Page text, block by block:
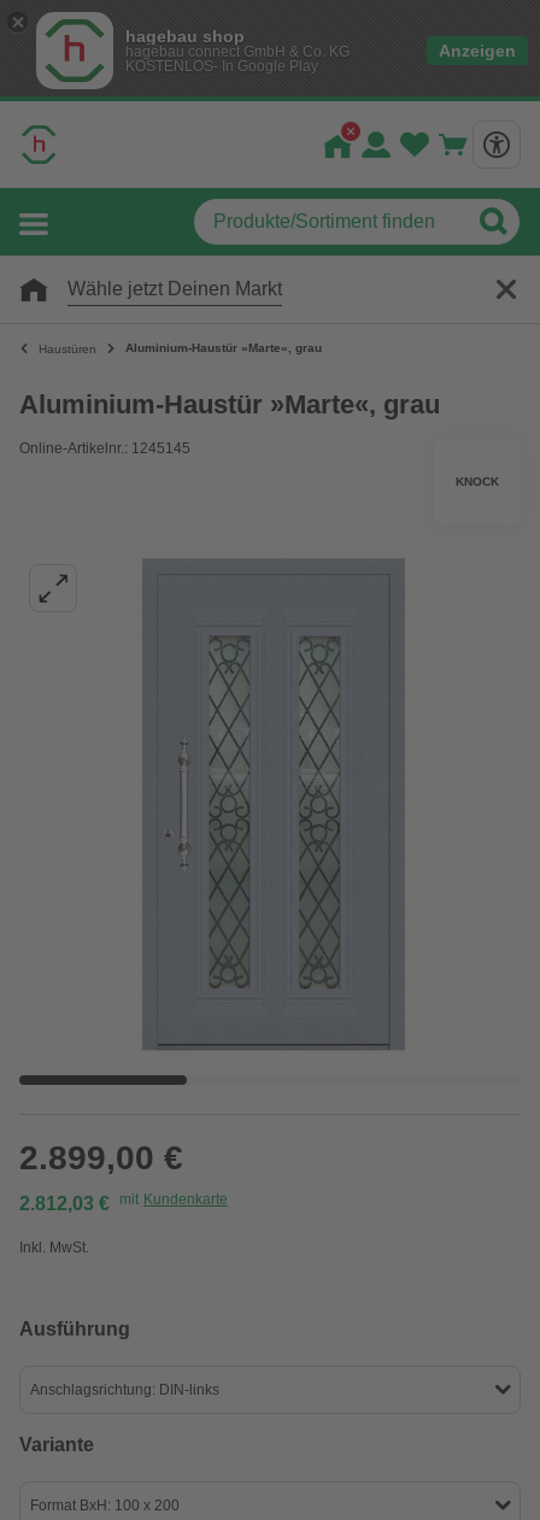
hagebau shop
hagebau connect GmbH & Co. KG
KOSTENLOS- In Google Play
Anzeigen
Wähle jetzt Deinen Markt
Haustüren Aluminium-Haustür »Marte«, grau
Aluminium-Haustür »Marte«, grau
Online-Artikelnr.: 1245145
KNOCK
2.899,00 €
2.812,03 € mit Kundenkarte
Inkl. MwSt.
Ausführung
Anschlagsrichtung: DIN-links
Variante
Format BxH: 100 x 200